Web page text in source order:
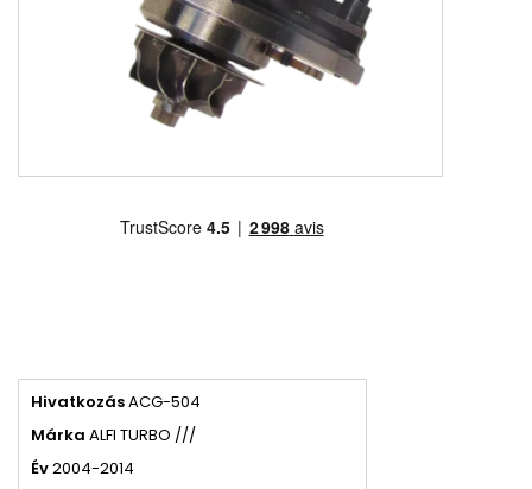
HivatkozásACG-504
Márka ALFI TURBO ///
Év2004-2014